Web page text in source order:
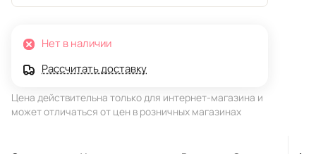
Нет в наличии
Рассчитать доставку
Цена действительна только для интернет-магазина и
может отличаться от цен в розничных магазинах